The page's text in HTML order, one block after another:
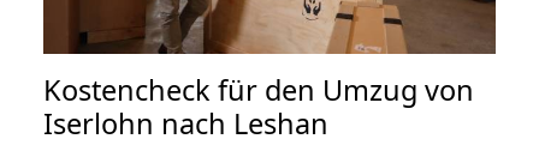
Kostencheck für den Umzug von
Iserlohn nach Leshan